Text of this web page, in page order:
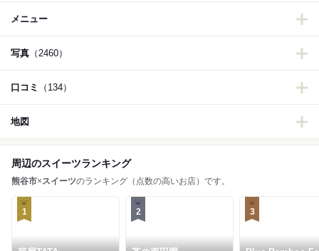
メニュー
写真 （2460）
口コミ （134）
地図
周辺のスイーツランキング
熊谷市×スイーツのランキング（点数の高いお店）です。
1 2 3